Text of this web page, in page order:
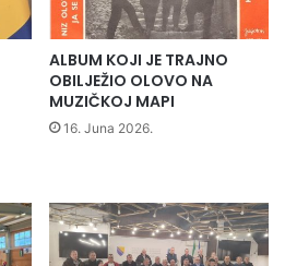
ALBUM KOJI JE TRAJNO
OBILJEŽIO OLOVO NA
MUZIČKOJ MAPI
16. Juna 2026.